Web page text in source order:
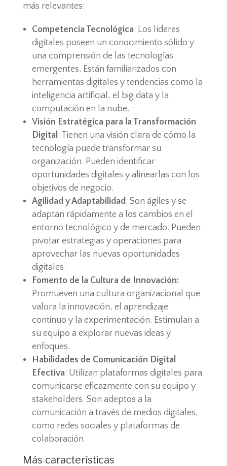
más relevantes:
Competencia Tecnológica: Los líderes
digitales poseen un conocimiento sólido y
una comprensión de las tecnologías
emergentes. Están familiarizados con
herramientas digitales y tendencias como la
inteligencia artificial, el big data y la
computación en la nube.
Visión Estratégica para la Transformación
Digital : Tienen una visión clara de cómo la
tecnología puede transformar su
organización. Pueden identificar
oportunidades digitales y alinearlas con los
objetivos de negocio.
Agilidad y Adaptabilidad : Son ágiles y se
adaptan rápidamente a los cambios en el
entorno tecnológico y de mercado. Pueden
pivotar estrategias y operaciones para
aprovechar las nuevas oportunidades
digitales.
Fomento de la Cultura de Innovación:
Promueven una cultura organizacional que
valora la innovación, el aprendizaje
continuo y la experimentación. Estimulan a
su equipo a explorar nuevas ideas y
enfoques.
Habilidades de Comunicación Digital
Efectiva: Utilizan plataformas digitales para
comunicarse eficazmente con su equipo y
stakeholders. Son adeptos a la
comunicación a través de medios digitales,
como redes sociales y plataformas de
colaboración.
Más características